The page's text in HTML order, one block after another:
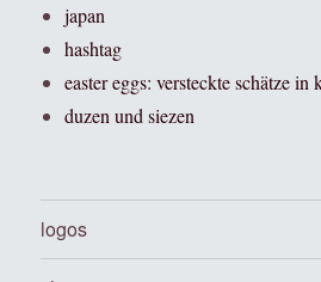
japan
hashtag
easter eggs: versteckte schätze
duzen und siezen
logos